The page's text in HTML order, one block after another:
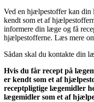
Ved en hjælpestoffer kan din
kendt som et af
informere din læge og få
hjælpestofferne. Læs mere
Sådan skal du kontakte din
Hvis du får recept på
er kendt som et af
receptpligtige lægemidler
lægemidler som et af